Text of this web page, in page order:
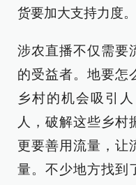
货要加大支持力度。
涉农直播不仅需要
的受益者。地要怎
乡村的机会吸引
人，破解这些乡村
更要善用流量，让
量。不少地方找到